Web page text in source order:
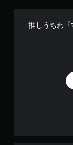
推しうちわ『